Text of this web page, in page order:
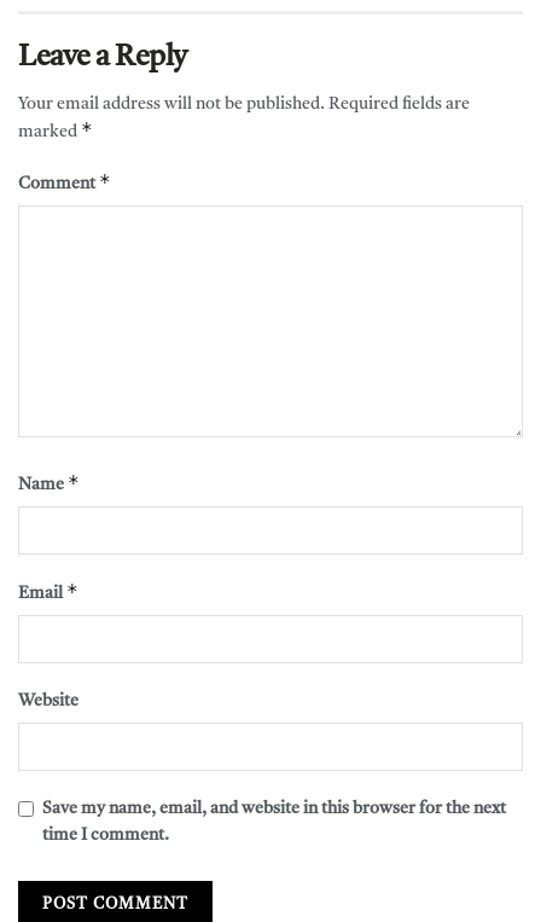
Leave a Reply
Your email address will not be published. Required fields are
marked *
Comment *
Name *
Email *
Website
Save my name, email, and website in this browser for the next
time I comment.